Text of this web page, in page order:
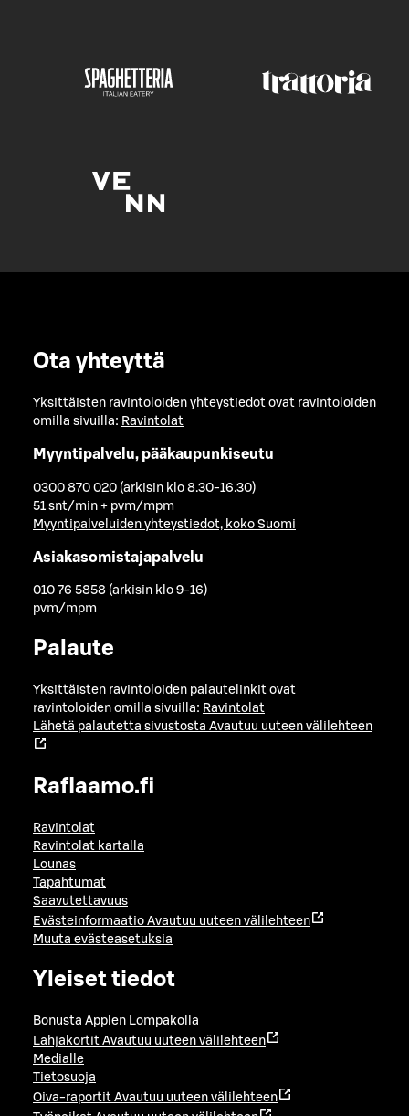
Ota yhteyttä
Yksittäisten ravintoloiden yhteystiedot ovat ravintoloiden
omilla sivuilla: Ravintolat
Myyntipalvelu, pääkaupunkiseutu
0300 870 020 (arkisin klo 8.30-16.30)
51 snt/min + pvm/mpm
Myyntipalveluiden yhteystiedot, koko Suomi
Asiakasomistajapalvelu
010 76 5858 (arkisin klo 9-16)
pvm/mpm
Palaute
Yksittäisten ravintoloiden palautelinkit ovat
ravintoloiden omilla sivuilla: Ravintolat
Lähetä palautetta sivustosta Avautuu uuteen välilehteen
Raflaamo.fi
Ravintolat
Ravintolat kartalla
Lounas
Tapahtumat
Saavutettavuus
Evästeinformaatio Avautuu uuteen välilehteen
Muuta evästeasetuksia
Yleiset tiedot
Bonusta Applen Lompakolla
Lahjakortit Avautuu uuteen välilehteen
Medialle
Tietosuoja
Oiva-raportit Avautuu uuteen välilehteen